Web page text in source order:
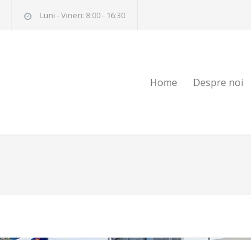
Luni - Vineri: 8:00 - 16:30
Home Despre noi